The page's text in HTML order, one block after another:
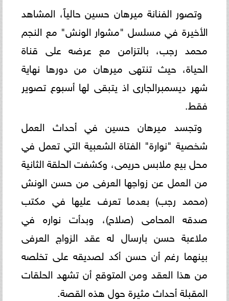
وتصور الفنانة ميرهان حسين حالياً، المشاهد
الأخيرة في مسلسل "مشوار الونش" مع النجم
محمد رجب، بالتزامن مع عرضه على قناة
الحياة، حيث تنتهى ميرهان من دورها نهاية
شهر ديسمبرالجارى اذ يتبقى لها أسبوع تصوير
فقط.
وتجسد ميرهان حسين في أحداث العمل
شخصية "نوارة" الفتاة الشعبية التي تعمل في
محل بيع ملابس حريمى، وكشفت الحلقة الثانية
من العمل عن زواجها العرفى من حسن الونش
(محمد رجب) بعدما تعرف عليها في مكتب
صدقه المحامى (صلاح)، وبدأت نواره في
ملاعبة حسن بارسال له عقد الزواج العرفى
بينهما رغم أن حسن أكد لصديقه على تخلصه
من هذا العقد ومن المتوقع أن تشهد الحلقات
المقبلة أحداث مثيرة حول هذه القصة.